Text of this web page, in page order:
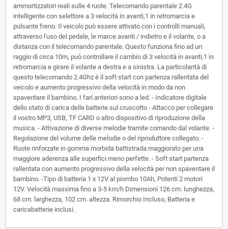
ammortizzatori reali sulle 4 ruote. Telecomando parentale 2.4G
intelligente con selettore a 3 velocità in avanti,1 in retromarcia e
pulsante freno. Il veicolo può essere attivato con i controlli manuali,
attraverso l'uso del pedale, le marce avanti / indietro e il volante, o a
distanza con il telecomando parentale. Questo funziona fino ad un
raggio di circa 10m, può controllare il cambio di 3 velocità in avanti,1 in
retromarcia e girare il volante a destra e a sinistra. La particolarità di
questo telecomando 2.4Ghz è il soft start con partenza rallentata del
veicolo e aumento progressivo della velocità in modo da non
spaventare il bambino. I fari anteriori sono a led. - Indicatore digitale
dello stato di carica delle batterie sul cruscotto - Attacco per collegare
il vostro MP3, USB, TF CARD o altro dispositivo di riproduzione della
musica. - Attivazione di diverse melodie tramite comando dal volante. -
Regolazione del volume delle melodie o del riproduttore collegato. -
Ruote rinforzate in gomma morbida battistrada maggiorato per una
maggiore aderenza alle superfici meno perfette. - Soft start partenza
rallentata con aumento progressivo della velocità per non spaventare il
bambino. -Tipo di batteria 1 x 12V al piombo 10Ah, Potenti 2 motori
12V. Velocità massima fino a 3-5 km/h Dimensioni 126 cm. lunghezza,
68 cm. larghezza, 102 cm. altezza. Rimorchio Incluso, Batteria e
caricabatterie inclusi.